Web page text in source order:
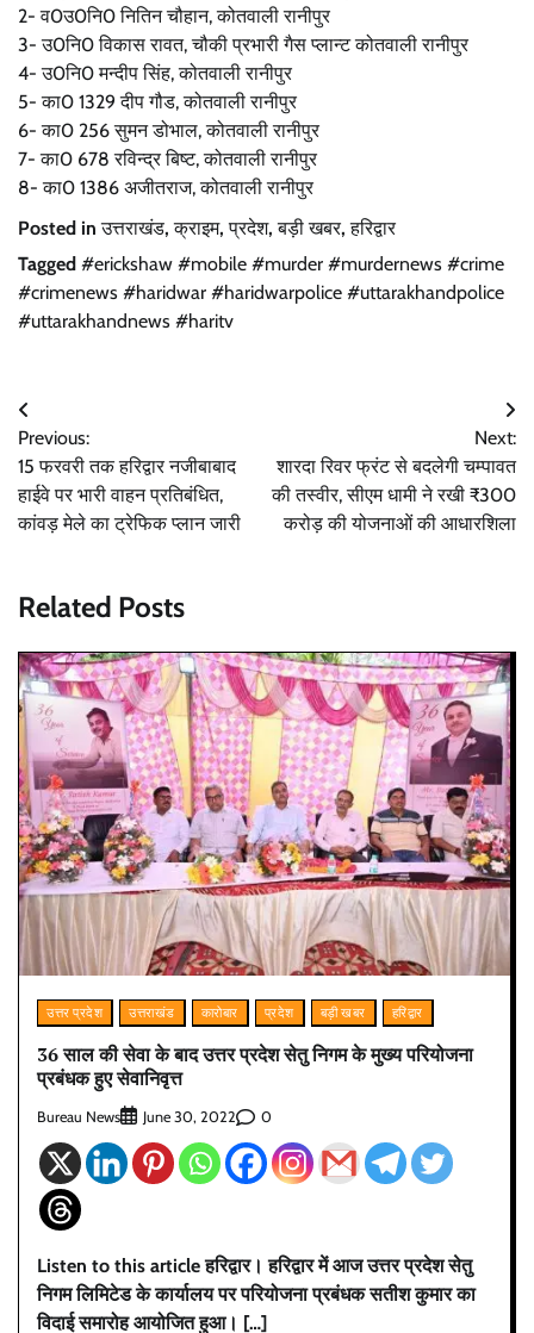
2- व0उ0नि0 नितिन चौहान, कोतवाली रानीपुर
3- उ0नि0 विकास रावत, चौकी प्रभारी गैस प्लान्ट कोतवाली रानीपुर
4- उ0नि0 मन्दीप सिंह, कोतवाली रानीपुर
5- का0 1329 दीप गौड, कोतवाली रानीपुर
6- का0 256 सुमन डोभाल, कोतवाली रानीपुर
7- का0 678 रविन्द्र बिष्ट, कोतवाली रानीपुर
8- का0 1386 अजीतराज, कोतवाली रानीपुर
Posted inउत्तराखंड,क्राइम,प्रदेश,बड़ी खबर,हरिद्वार
Tagged #erickshaw #mobile #murder #murdernews #crime
#crimenews #haridwar #haridwarpolice #uttarakhandpolice
#uttarakhandnews #haritv
Post
navigation
Previous:
15 फरवरी तक हरिद्वार नजीबाबाद
हाईवे पर भारी वाहन प्रतिबंधित,
कांवड़ मेले का ट्रेफिक प्लान जारी
Next:
शारदा रिवर फ्रंट से बदलेगी चम्पावत
की तस्वीर, सीएम धामी ने रखी ₹300
करोड़ की योजनाओं की आधारशिला
Related Posts
उत्तर प्रदेश उत्तराखंड कारोबार प्रदेश बड़ी खबर हरिद्वार
36 साल की सेवा के बाद उत्तर प्रदेश सेतु निगम के मुख्य परियोजना
प्रबंधक हुए सेवानिवृत्त
Bureau News June 30, 2022 0
Listen to this article हरिद्वार। हरिद्वार में आज उत्तर प्रदेश सेतु
निगम लिमिटेड के कार्यालय पर परियोजना प्रबंधक सतीश कुमार का
विदाई समारोह आयोजित हुआ। […]